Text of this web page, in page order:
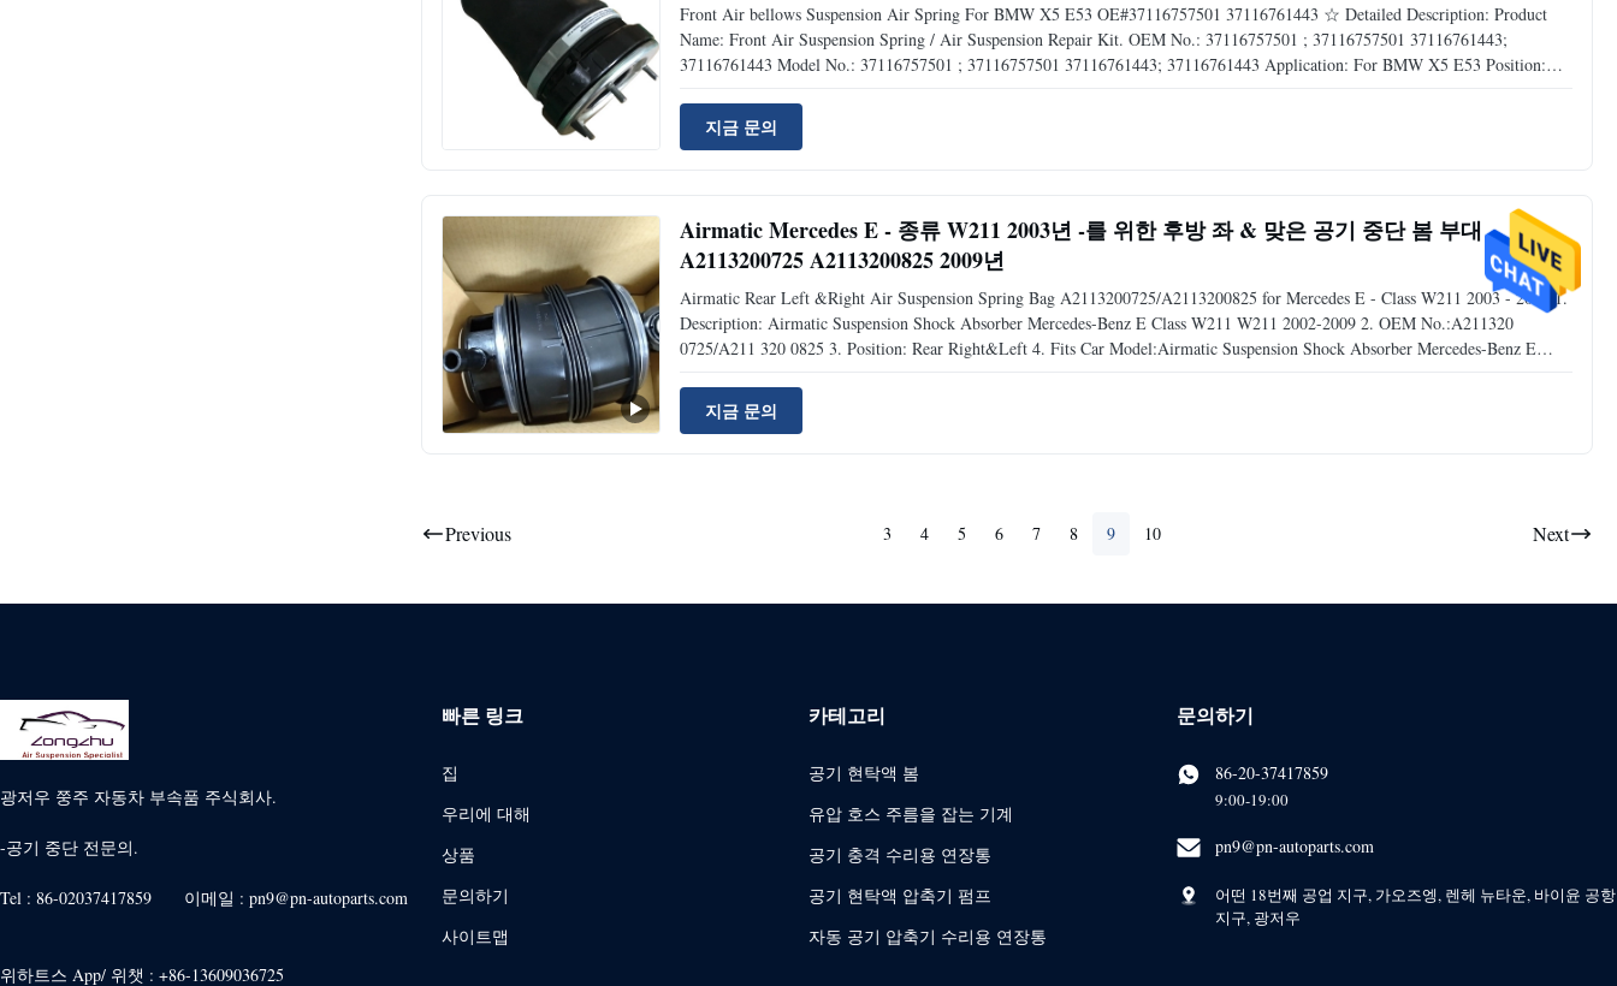
Front Air bellows Suspension Air Spring For BMW X5 E53 OE#37116757501 37116761443 ☆ Detailed Description: Product
Name: Front Air Suspension Spring / Air Suspension Repair Kit. OEM No.: 37116757501 ; 37116757501 37116761443;
37116761443 Model No.: 37116757501 ; 37116757501 37116761443; 37116761443 Application: For BMW X5 E53 Position:
Reliable quality
지금 문의
Airmatic Mercedes E - 종류 W211 2003년 -를 위한 후방 좌 & 맞은 공기 중단 봄 부대
A2113200725 A2113200825 2009년
Airmatic Rear Left &Right Air Suspension Spring Bag A2113200725/A2113200825 for Mercedes E - Class W211 2003 - 2009 1.
Description: Airmatic Suspension Shock Absorber Mercedes-Benz E Class W211 W211 2002-2009 2. OEM No.:A211320
0725/A211 320 0825 3. Position: Rear Right&Left 4. Fits Car Model:Airmatic Suspension Shock Absorber Mercedes-Benz E
Airmatic Suspension
지금 문의
Previous 3 4 5 6 7 8 9 10 Next
광저우 쭝주 자동차 부속품 주식회사.
-공기 중단 전문의.
Tel : 86-02037417859 이메일 : pn9@pn-autoparts.com
위하트스 App/ 위챗 : +86-13609036725
빠른 링크
집
우리에 대해
상품
문의하기
사이트맵
카테고리
공기 현탁액 봄
유압 호스 주름을 잡는 기계
공기 충격 수리용 연장통
공기 현탁액 압축기 펌프
자동 공기 압축기 수리용 연장통
문의하기
86-20-37417859
9:00-19:00
pn9@pn-autoparts.com
어떤 18번째 공업 지구, 가오즈엥, 렌헤 뉴타운, 바이윤 공항
지구, 광저우